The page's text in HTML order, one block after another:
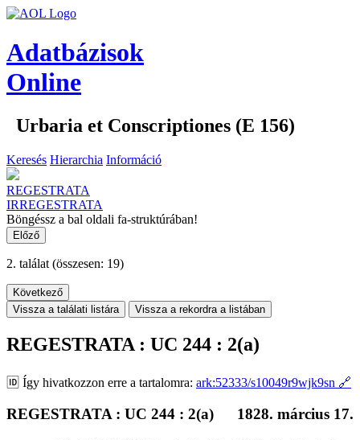
Adatbázisok
Online
Urbaria et Conscriptiones (E 156)
Keresés Hierarchia Információ
REGESTRATA
IRREGESTRATA
Böngéssz a bal oldali fa-struktúrában!
Előző
2. találat (összesen: 19)
Következő
Vissza a találati listára
Vissza a rekordra a listában
REGESTRATA : UC 244 : 2(a)
🆔 Így hivatkozzon erre a tartalomra: ark:52333/s10049r9wjk9sn 🔗
REGESTRATA : UC 244 : 2(a) 1828. március 17.